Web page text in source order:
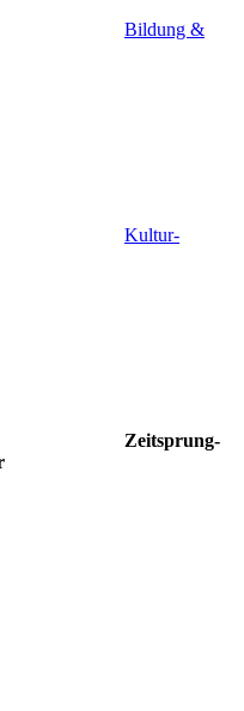
Bildung &
Kultur-
Zeitsprung-